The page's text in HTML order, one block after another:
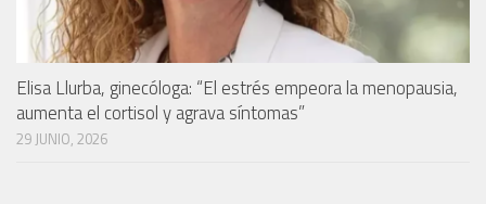
Elisa Llurba, ginecóloga: “El estrés empeora la menopausia,
aumenta el cortisol y agrava síntomas”
29 JUNIO, 2026